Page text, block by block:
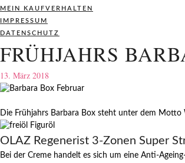
MEIN KAUFVERHALTEN
IMPRESSUM
DATENSCHUTZ
FRÜHJAHRS
13. März 2018
Die Frühjahrs Barbara Box steht unter dem Motto
OLAZ Regenerist 3-Zonen Super
Bei der Creme handelt es sich um eine Anti-